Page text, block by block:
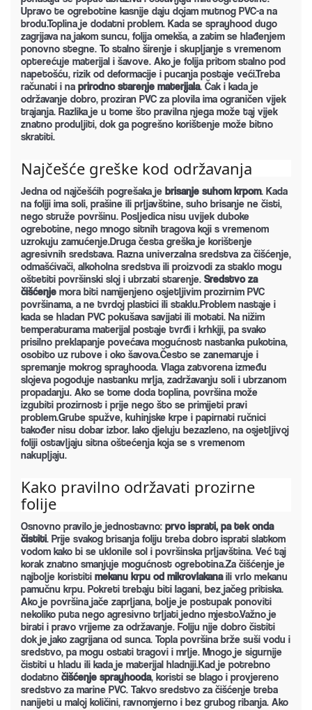
Upravo te ogrebotine kasnije daju dojam mutnog PVC-a na
brodu.Toplina je dodatni problem. Kada se sprayhood dugo
zagrijava na jakom suncu, folija omekša, a zatim se hlađenjem
ponovno stegne. To stalno širenje i skupljanje s vremenom
opterećuje materijal i šavove. Ako je folija pritom stalno pod
napetošću, rizik od deformacije i pucanja postaje veći.Treba
računati i na prirodno starenje materijala. Čak i kada je
održavanje dobro, proziran PVC za plovila ima ograničen vijek
trajanja. Razlika je u tome što pravilna njega može taj vijek
znatno produljiti, dok ga pogrešno korištenje može bitno
skratiti.
Najčešće greške kod održavanja
Jedna od najčešćih pogrešaka je brisanje suhom krpom. Kada
na foliji ima soli, prašine ili prljavštine, suho brisanje ne čisti,
nego struže površinu. Posljedica nisu uvijek duboke
ogrebotine, nego mnogo sitnih tragova koji s vremenom
uzrokuju zamućenje.Druga česta greška je korištenje
agresivnih sredstava. Razna univerzalna sredstva za čišćenje,
odmašćivači, alkoholna sredstva ili proizvodi za staklo mogu
oštetiti površinski sloj i ubrzati starenje. Sredstvo za
čišćenjemora biti namijenjeno osjetljivim prozirnim PVC
površinama, a ne tvrdoj plastici ili staklu.Problem nastaje i
kada se hladan PVC pokušava savijati ili motati. Na nižim
temperaturama materijal postaje tvrđi i krhkiji, pa svako
prisilno preklapanje povećava mogućnost nastanka pukotina,
osobito uz rubove i oko šavova.Često se zanemaruje i
spremanje mokrog sprayhooda. Vlaga zatvorena između
slojeva pogoduje nastanku mrlja, zadržavanju soli i ubrzanom
propadanju. Ako se tome doda toplina, površina može
izgubiti prozirnost i prije nego što se primijeti pravi
problem.Grube spužve, kuhinjske krpe i papirnati ručnici
također nisu dobar izbor. Iako djeluju bezazleno, na osjetljivoj
foliji ostavljaju sitna oštećenja koja se s vremenom
nakupljaju.
Kako pravilno održavati prozirne
folije
Osnovno pravilo je jednostavno: prvo isprati, pa tek onda
čistiti. Prije svakog brisanja foliju treba dobro isprati slatkom
vodom kako bi se uklonile sol i površinska prljavština. Već taj
korak znatno smanjuje mogućnost ogrebotina.Za čišćenje je
najbolje koristiti mekanu krpu od mikrovlakanaili vrlo mekanu
pamučnu krpu. Pokreti trebaju biti lagani, bez jačeg pritiska.
Ako je površina jače zaprljana, bolje je postupak ponoviti
nekoliko puta nego agresivno trljati jedno mjesto.Važno je
birati i pravo vrijeme za održavanje. Foliju nije dobro čistiti
dok je jako zagrijana od sunca. Topla površina brže suši vodu i
sredstvo, pa mogu ostati tragovi i mrlje. Mnogo je sigurnije
čistiti u hladu ili kada je materijal hladniji.Kad je potrebno
dodatno čišćenje sprayhooda, koristi se blago i provjereno
sredstvo za marine PVC. Takvo sredstvo za čišćenje treba
nanijeti u maloj količini, ravnomjerno i bez grubog ribanja. Ako